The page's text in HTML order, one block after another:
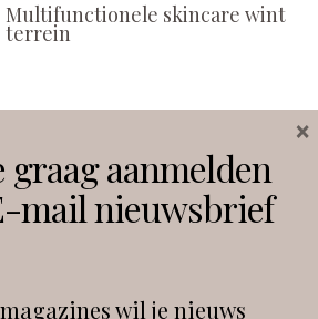
Multifunctionele skincare wint
terrein
Facebook
aanmelden
mail nieuwsbrief
wil je nieuws
×